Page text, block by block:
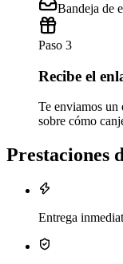
Bandeja de
Paso 3
Recibe el
Te enviamos un
sobre cómo
Prestaciones
Entrega